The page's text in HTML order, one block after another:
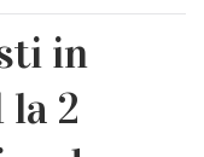
in
la 2